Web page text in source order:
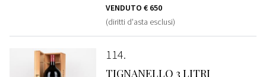
VENDUTO € 650
(diritti d'asta esclusi)
114
TIGNANELLO 3 LITRI